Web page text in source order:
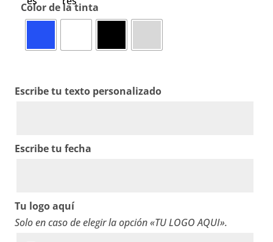
Color de la tinta
Escribe tu texto personalizado
Escribe tu fecha
Tu logo aquí
Solo en caso de elegir la opción «TU LOGO AQUI».